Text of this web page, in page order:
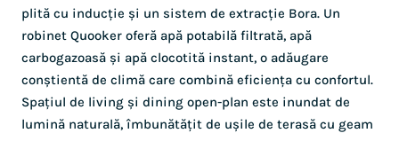
plită cu inducție și un sistem de extracție Bora. Un
robinet Quooker oferă apă potabilă filtrată, apă
carbogazoasă și apă clocotită instant, o adăugare
conștientă de climă care combină eficiența cu confortul.
Spațiul de living și dining open-plan este inundat de
lumină naturală, îmbunătățit de ușile de terasă cu geam